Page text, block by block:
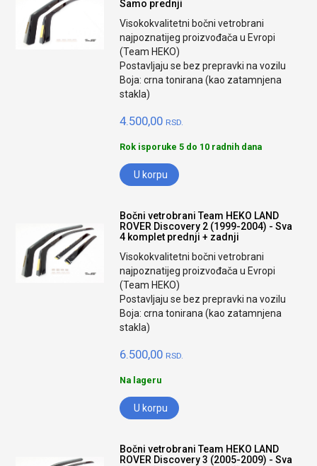
Samo prednji
Visokokvalitetni bočni vetrobrani
najpoznatijeg proizvođača u Evropi
(Team HEKO)
Postavljaju se bez prepravki na vozilu
Boja: crna tonirana (kao zatamnjena
stakla)
4.500,00 RSD.
Rok isporuke 5 do 10 radnih dana
U korpu
Bočni vetrobrani Team HEKO LAND
ROVER Discovery 2 (1999-2004) - Sva
4 komplet prednji + zadnji
Visokokvalitetni bočni vetrobrani
najpoznatijeg proizvođača u Evropi
(Team HEKO)
Postavljaju se bez prepravki na vozilu
Boja: crna tonirana (kao zatamnjena
stakla)
6.500,00 RSD.
Na lageru
U korpu
Bočni vetrobrani Team HEKO LAND
ROVER Discovery 3 (2005-2009) - Sva